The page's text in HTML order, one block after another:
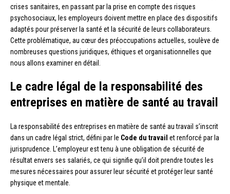
crises sanitaires, en passant par la prise en compte des risques
psychosociaux, les employeurs doivent mettre en place des dispositifs
adaptés pour préserver la santé et la sécurité de leurs collaborateurs.
Cette problématique, au cœur des préoccupations actuelles, soulève de
nombreuses questions juridiques, éthiques et organisationnelles que
nous allons examiner en détail.
Le cadre légal de la responsabilité des
entreprises en matière de santé au travail
La responsabilité des entreprises en matière de santé au travail s’inscrit
dans un cadre légal strict, défini par le Code du travail et renforcé par la
jurisprudence. L’employeur est tenu à une obligation de sécurité de
résultat envers ses salariés, ce qui signifie qu’il doit prendre toutes les
mesures nécessaires pour assurer leur sécurité et protéger leur santé
physique et mentale.